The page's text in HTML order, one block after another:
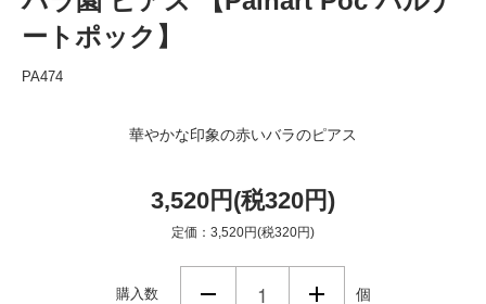
ートポック】
PA474
華やかな印象の赤いバラのピアス
3,520円(税320円)
定価：3,520円(税320円)
購入数 個